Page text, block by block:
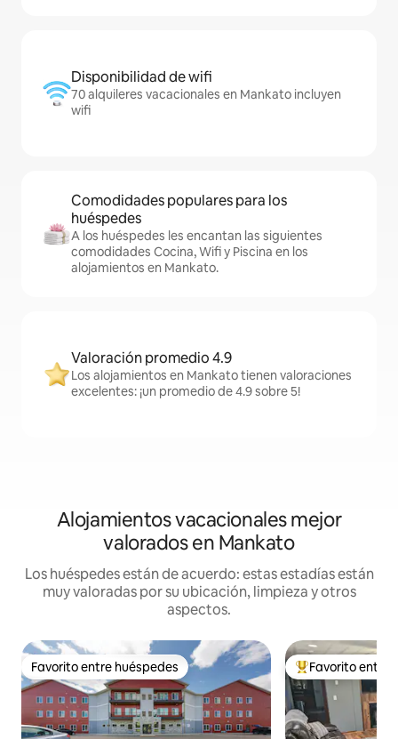
Disponibilidad de wifi
70 alquileres vacacionales en Mankato incluyen
wifi
Comodidades populares para los
huéspedes
A los huéspedes les encantan las siguientes
comodidades Cocina, Wifi y Piscina en los
alojamientos en Mankato.
Valoración promedio 4.9
Los alojamientos en Mankato tienen valoraciones
excelentes: ¡un promedio de 4.9 sobre 5!
Alojamientos vacacionales mejor
valorados en Mankato
Los huéspedes están de acuerdo: estas estadías están
muy valoradas por su ubicación, limpieza y otros
aspectos.
Favorito entre huéspedes
Favorito entre huéspedes Favorito entre
Favorito entre